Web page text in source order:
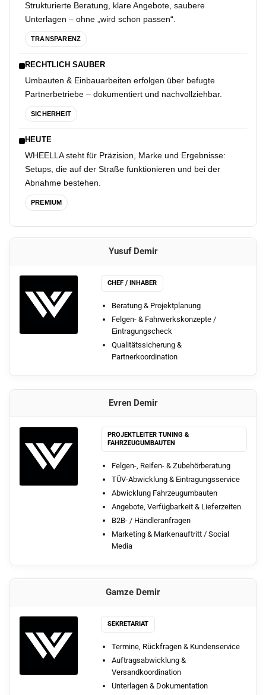
Strukturierte Beratung, klare Angebote, saubere
Unterlagen – ohne „wird schon passen“.
TRANSPARENZ
RECHT­LICH SAU­BER
Umbauten & Einbauarbeiten erfolgen über befugte
Partnerbetriebe – dokumentiert und nachvollziehbar.
SICHERHEIT
HEUTE
WHEELLA steht für Präzision, Marke und Ergebnisse:
Setups, die auf der Straße funktionieren und bei der
Abnahme bestehen.
PREMIUM
Yusuf Demir
CHEF / INHABER
Beratung & Projektplanung
Felgen- & Fahrwerkskonzepte /
Eintragungscheck
Qualitätssicherung &
Partnerkoordination
Evren Demir
PROJEKTLEITER TUNING &
FAHRZEUGUMBAUTEN
Felgen-, Reifen- & Zubehörberatung
TÜV-Abwicklung & Eintragungsservice
Abwicklung Fahrzeugumbauten
Angebote, Verfügbarkeit & Lieferzeiten
B2B- / Händleranfragen
Marketing & Markenauftritt / Social
Media
Gamze Demir
SEKRETARIAT
Termine, Rückfragen & Kundenservice
Auftragsabwicklung &
Versandkoordination
Unterlagen & Dokumentation